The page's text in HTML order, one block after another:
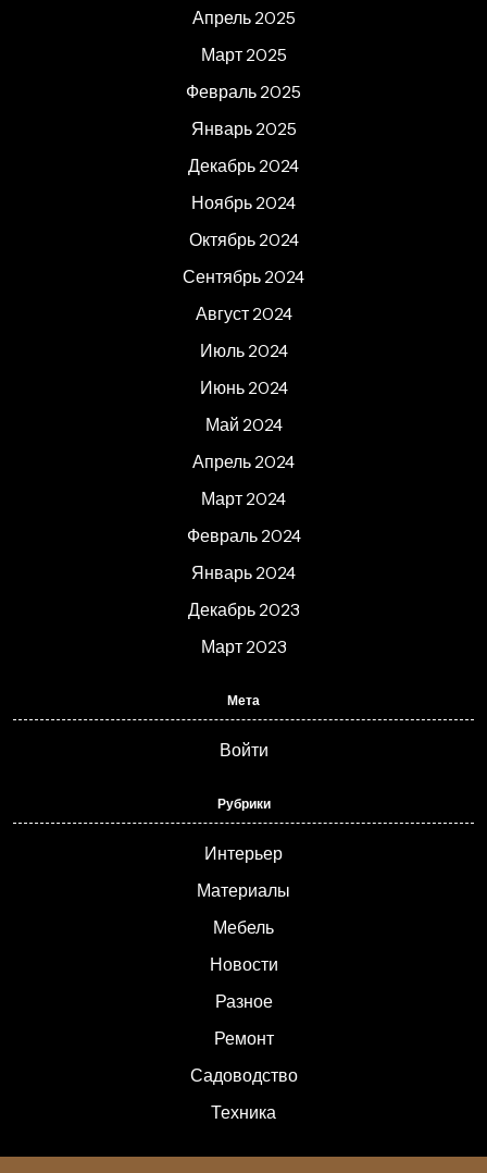
Апрель 2025
Март 2025
Февраль 2025
Январь 2025
Декабрь 2024
Ноябрь 2024
Октябрь 2024
Сентябрь 2024
Август 2024
Июль 2024
Июнь 2024
Май 2024
Апрель 2024
Март 2024
Февраль 2024
Январь 2024
Декабрь 2023
Март 2023
Мета
Войти
Рубрики
Интерьер
Материалы
Мебель
Новости
Разное
Ремонт
Садоводство
Техника